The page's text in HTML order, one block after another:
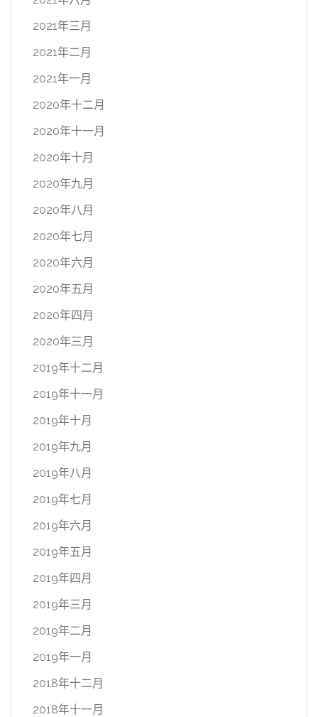
2021年三月
2021年二月
2021年一月
2020年十二月
2020年十一月
2020年十月
2020年九月
2020年八月
2020年七月
2020年六月
2020年五月
2020年四月
2020年三月
2019年十二月
2019年十一月
2019年十月
2019年九月
2019年八月
2019年七月
2019年六月
2019年五月
2019年四月
2019年三月
2019年二月
2019年一月
2018年十二月
2018年十一月